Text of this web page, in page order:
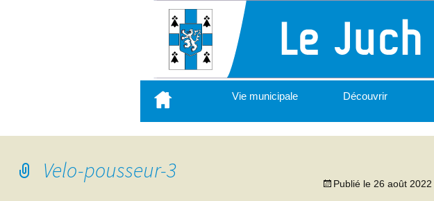
contenu
principal
Vie municipale Découvrir
Velo-pousseur-3
Publié le 26 août 2022